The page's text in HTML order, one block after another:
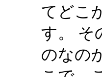
てどこ
す。 そ
のなの